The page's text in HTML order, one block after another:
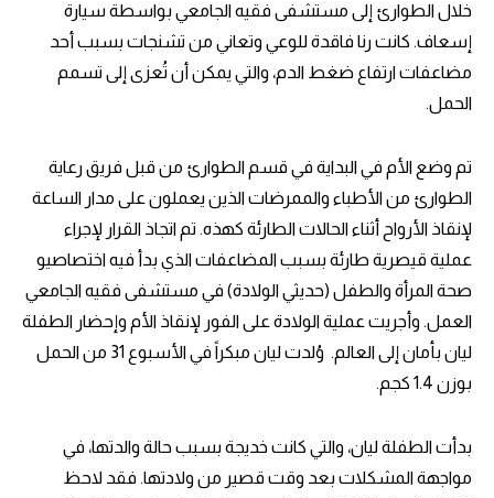
خلال الطوارئ إلى مستشفى فقيه الجامعي بواسطة سيارة
إسعاف. كانت رنا فاقدة للوعي وتعاني من تشنجات بسبب أحد
مضاعفات ارتفاع ضغط الدم، والتي يمكن أن تُعزى إلى تسمم
الحمل.
تم وضع الأم في البداية في قسم الطوارئ من قبل فريق رعاية
الطوارئ من الأطباء والممرضات الذين يعملون على مدار الساعة
لإنقاذ الأرواح أثناء الحالات الطارئة كهذه. تم اتجاذ القرار لإجراء
عملية قيصرية طارئة بسبب المضاعفات الذي بدأ فيه اختصاصيو
صحة المرأة والطفل (حديثي الولادة) في مستشفى فقيه الجامعي
العمل. وأجريت عملية الولادة على الفور لإنقاذ الأم وإحضار الطفلة
ليان بأمان إلى العالم. وُلدت ليان مبكراً في الأسبوع 31 من الحمل
بوزن 1.4 كجم.
بدأت الطفلة ليان، والتي كانت خديجة بسبب حالة والدتها، في
مواجهة المشكلات بعد وقت قصير من ولادتها. فقد لاحظ